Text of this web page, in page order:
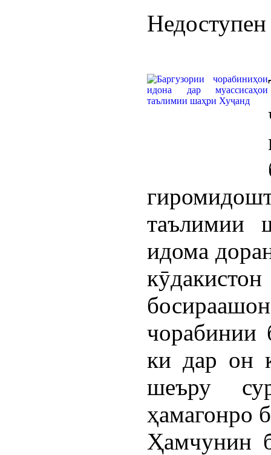
таълимии
идома
чорабинии
ки дар он
шеъру
ҳамагонро
Ҳамчунин